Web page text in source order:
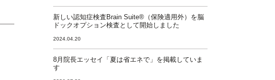
新しい認知症検査Brain Suite®（保険適用外）を脳
ドックオプション検査として開始しました
2024.04.20
8月院長エッセイ「夏は省エネで」を掲載していま
す